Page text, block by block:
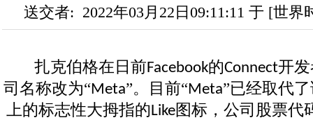
送交者: 2022年03月22日09:11:11 于 [世
扎克伯格在日前Facebook的Connect开
司名称改为“Meta”。目前“Meta”已经取代
上的标志性大拇指的Like图标，公司股票代